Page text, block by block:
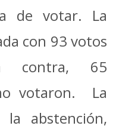
de votar. La
con 93 votos
65
votaron. La
abstención,